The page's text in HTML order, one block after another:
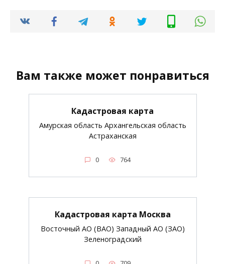
Вам также может понравиться
Кадастровая карта
Амурская область Архангельская область
Астраханская
0 764
Кадастровая карта Москва
Восточный АО (ВАО) Западный АО (ЗАО)
Зеленоградский